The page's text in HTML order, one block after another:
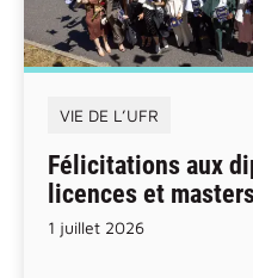
VIE DE L’UFR
Félicitations aux
licences et
1 juillet 2026